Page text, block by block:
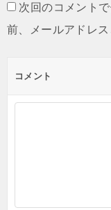
次回のコメント
前、メールアドレス
コメント